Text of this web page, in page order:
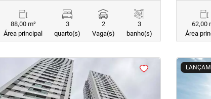
88,00 m²
Área principal
3
quarto(s)
2
Vaga(s)
3
banho(s)
62,00
Área
<<<<